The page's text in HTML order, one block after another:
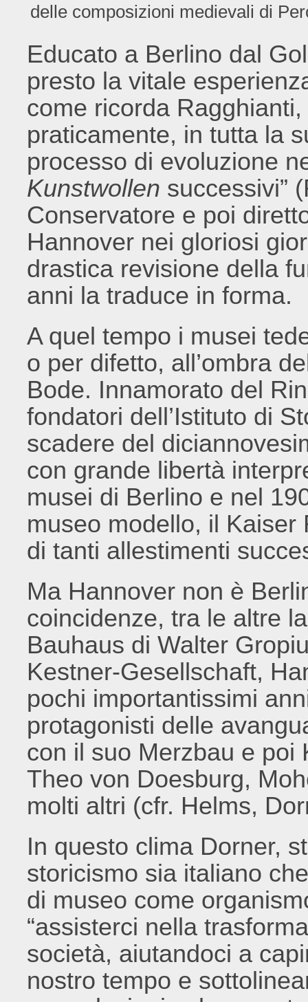
delle composizioni medievali di
Educato a Berlino dal
presto la vitale
come ricorda
praticamente, in tutta la
processo di evoluzione
Kunstwollen successivi”
Conservatore e poi
Hannover nei gloriosi
drastica revisione della
anni la traduce in forma.
A quel tempo i musei
o per difetto, all’ombra
Bode. Innamorato del
fondatori dell’Istituto di
scadere del
con grande libertà
musei di Berlino e nel
museo modello, il
di tanti allestimenti
Ma Hannover non è
coincidenze, tra le altre
Bauhaus di Walter
Kestner-Gesellschaft,
pochi importantissimi
protagonisti delle
con il suo Merzbau e poi
Theo von Doesburg,
molti altri (cfr. Helms,
In questo clima Dorner,
storicismo sia italiano
di museo come
“assisterci nella
società, aiutandoci a
nostro tempo e